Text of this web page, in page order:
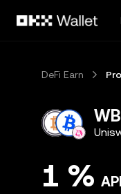
DeFi Earn
1 %